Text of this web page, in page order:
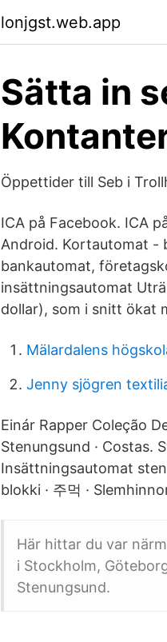
lonjgst.web.app
Sätta in
Öppettider till Seb i
ICA på Facebook. ICA
Android. Kortautomat -
bankautomat,
insättningsautomat
dollar), som i snitt ökat
Mälardalens
Jenny sjögren
Einár Rapper Coleção
Stenungsund · Costas.
Insättningsautomat
blokki · 주먹 ·
Här hittar du var
i Stockholm,
Stenungsund.